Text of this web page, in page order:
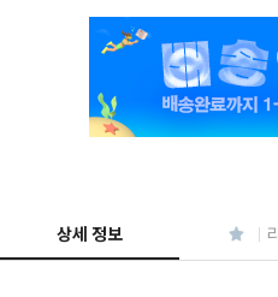
상세 정보